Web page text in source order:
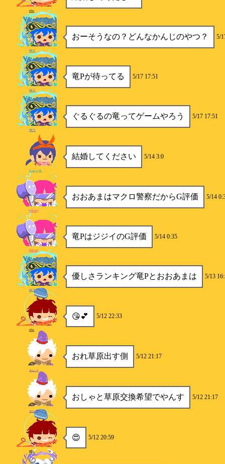
siba
おーそうなの？どんなかんじのやつ？ 5/
SKY
竜Pが待ってる 5/17 17:51
SKY
ぐるぐるの竜ってゲームやろう 5/17 17:51
SKY
結婚してください 5/14 3:0
ちゅーる
おおあまはマクロ警察だからG評価 5/14
Sukairj
竜PはジジイのG評価 5/14 0:35
Sukairj
優しさランキング竜Pとおおあまは 5/13
SKY
😘💕 5/12 22:33
siba
おれ草原出す側 5/12 21:17
カレー
おしゃと草原交換希望でやんす 5/12 21:17
カレー
😍 5/12 20:59
siba